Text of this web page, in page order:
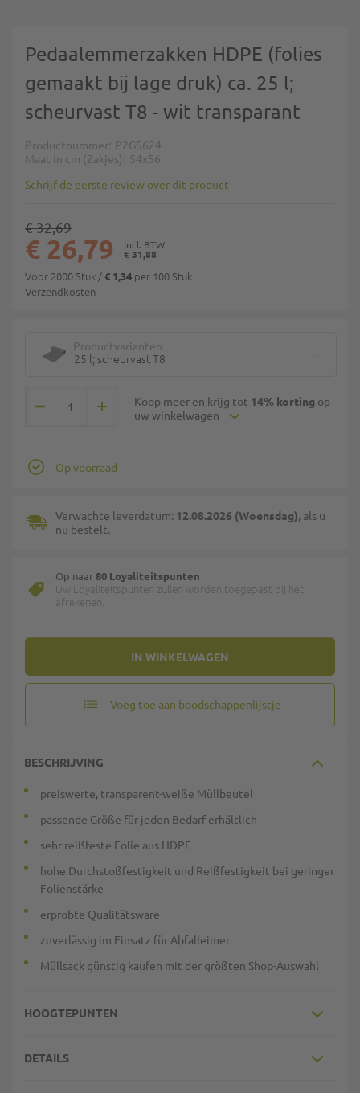
Pedaalemmerzakken HDPE (folies
gemaakt bij lage druk) ca. 25 l;
scheurvast T8 - wit transparant
Productnummer P2G5624
Maat in cm (Zakjes)
54x56
Schrijf de eerste review over dit product
Verzendkosten
€ 31,88
€ 26,79
€ 32,69
Voor 2000 Stuk /€ 1,34 per 100 Stuk
Productvarianten
25 l; scheurvast T8
Koop meer en krijg tot 14% korting op
uw winkelwagen
IN WINKELWAGEN
Op voorraad
Verwachte leverdatum: 12.08.2026 (Woensdag), als u
nu bestelt.
Op naar80 Loyaliteitspunten
Uw Loyaliteitspunten zullen worden toegepast bij het
afrekenen.
Voeg toe aan boodschappenlijstje
BESCHRIJVING
preiswerte, transparent-weiße Müllbeutel
passende Größe für jeden Bedarf erhältlich
sehr reißfeste Folie aus HDPE
hohe Durchstoßfestigkeit und Reißfestigkeit bei geringer
Folienstärke
erprobte Qualitätsware
zuverlässig im Einsatz für Abfalleimer
Müllsack günstig kaufen mit der größten Shop-Auswahl
HOOGTEPUNTEN
DETAILS